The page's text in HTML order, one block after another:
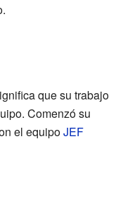
que su trabajo
Comenzó su
el equipoJEF